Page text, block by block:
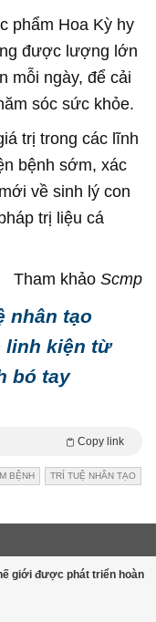
phẩm Hoa Kỳ hy
được lượng lớn
mỗi ngày, để cải
sóc sức khỏe.
trị trong các lĩnh
bệnh sớm, xác
về sinh lý con
trị liệu cá
Tham khảo Scmp
nhân tạo
linh kiện từ
bó tay
Copy link
BỆNH TRÍ TUỆ NHÂN TẠO
giới được phát triển hoàn